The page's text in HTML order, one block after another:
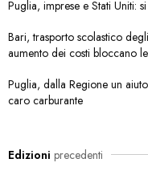
Puglia, imprese e Stati Uniti:
Bari, trasporto scolastico
aumento dei costi bloccano
Puglia, dalla Regione un
caro carburante
Edizioni precedenti